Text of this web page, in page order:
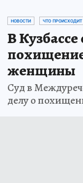
НОВОСТИ ЧТО ПРОИСХОДИТ
В
женщины
Суд в
делу о